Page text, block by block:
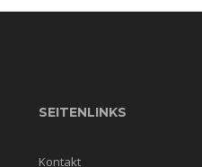
SEITENLINKS
Kontakt